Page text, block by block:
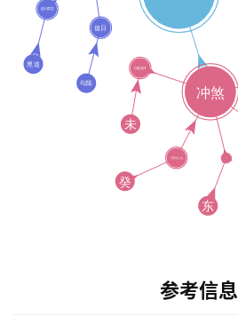
参考信息